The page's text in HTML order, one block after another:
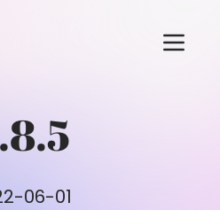
Menu
06-01